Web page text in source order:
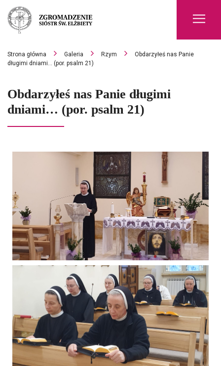
Strona główna Galeria Rzym
Obdarzyłeś nas Panie
długimi dniami… (por. psalm 21)
Obdarzyłeś nas Panie długimi
dniami… (por. psalm 21)